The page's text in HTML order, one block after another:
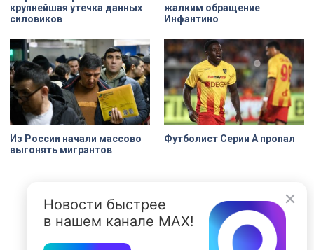
крупнейшая утечка данных
силовиков
жалким обращение
Инфантино
Из России начали массово
выгонять мигрантов
Футболист Серии А пропал
Новости быстрее
в нашем канале MAX!